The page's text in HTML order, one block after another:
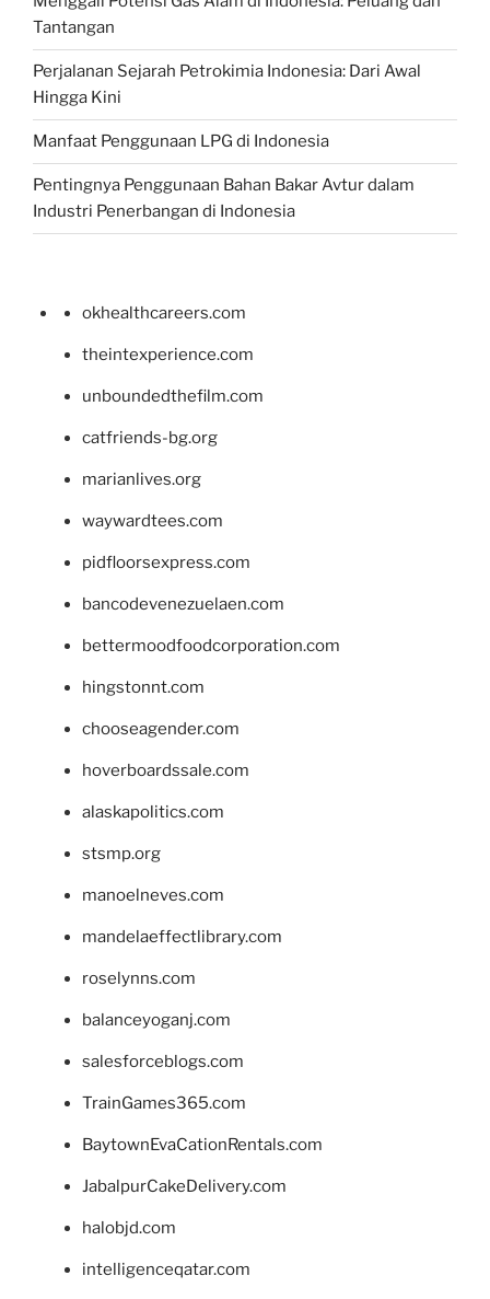
Tantangan
Perjalanan Sejarah Petrokimia Indonesia: Dari Awal
Hingga Kini
Manfaat Penggunaan LPG di Indonesia
Pentingnya Penggunaan Bahan Bakar Avtur dalam
Industri Penerbangan di Indonesia
okhealthcareers.com
theintexperience.com
unboundedthefilm.com
catfriends-bg.org
marianlives.org
waywardtees.com
pidfloorsexpress.com
bancodevenezuelaen.com
bettermoodfoodcorporation.com
hingstonnt.com
chooseagender.com
hoverboardssale.com
alaskapolitics.com
stsmp.org
manoelneves.com
mandelaeffectlibrary.com
roselynns.com
balanceyoganj.com
salesforceblogs.com
TrainGames365.com
BaytownEvaCationRentals.com
JabalpurCakeDelivery.com
halobjd.com
intelligenceqatar.com